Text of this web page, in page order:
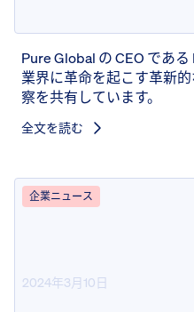
Pure Global の CEO であ
業界に革命を起こす革新
察を共有しています。
全文を読む
企業ニュース
2024年3月10日